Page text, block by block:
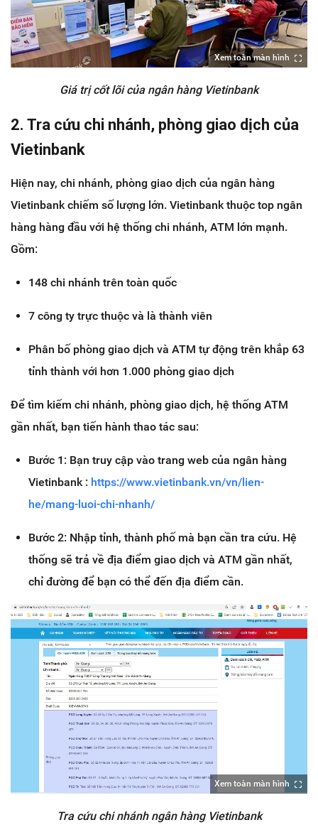
Xem toàn màn hình
Giá trị cốt lõi của ngân hàng Vietinbank
2. Tra cứu chi nhánh, phòng giao dịch của
Vietinbank
Hiện nay, chi nhánh, phòng giao dịch của ngân hàng
Vietinbank chiếm số lượng lớn. Vietinbank thuộc top ngân
hàng hàng đầu với hệ thống chi nhánh, ATM lớn mạnh.
Gồm:
148 chi nhánh trên toàn quốc
7 công ty trực thuộc và là thành viên
Phân bố phòng giao dịch và ATM tự động trên khắp 63
tỉnh thành với hơn 1.000 phòng giao dịch
Để tìm kiếm chi nhánh, phòng giao dịch, hệ thống ATM
gần nhất, bạn tiến hành thao tác sau:
Bước 1: Bạn truy cập vào trang web của ngân hàng
Vietinbank : https://www.vietinbank.vn/vn/lien-
he/mang-luoi-chi-nhanh/
Bước 2: Nhập tỉnh, thành phố mà bạn cần tra cứu. Hệ
thống sẽ trả về địa điểm giao dịch và ATM gần nhất,
chỉ đường để bạn có thể đến địa điểm cần.
Xem toàn màn hình
Tra cứu chi nhánh ngân hàng Vietinbank